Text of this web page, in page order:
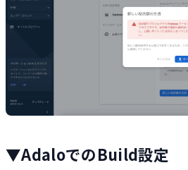
▼AdaloでのBuild設定